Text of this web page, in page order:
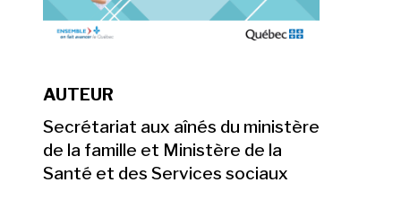
AUTEUR
Secrétariat aux aînés du ministère
de la famille et Ministère de la
Santé et des Services sociaux